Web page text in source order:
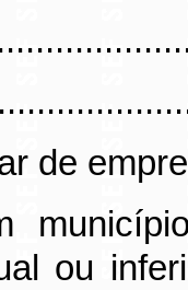
de
ou